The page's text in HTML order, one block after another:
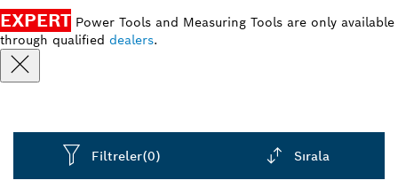
EXPERT Power Tools and Measuring Tools are only available
through qualified dealers.
Filtreler(0) Sırala